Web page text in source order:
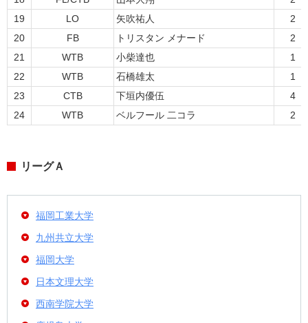
19
LO 矢吹祐人
2
20
FB トリスタン メナード
2
21
WTB 小柴達也
1
22
WTB 石橋雄太
1
23
CTB 下垣内優伍
4
24
WTB ベルフール 二コラ 2
リーグＡ
福岡工業大学
九州共立大学
福岡大学
日本文理大学
西南学院大学